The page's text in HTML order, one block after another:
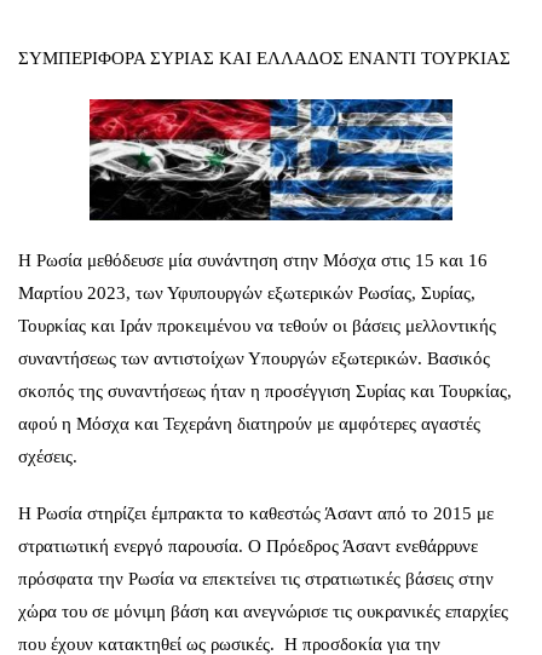
ΣΥΜΠΕΡΙΦΟΡΑ ΣΥΡΙΑΣ ΚΑΙ ΕΛΛΑΔΟΣ ΕΝΑΝΤΙ ΤΟΥΡΚΙΑΣ
Η Ρωσία μεθόδευσε μία συνάντηση στην Μόσχα στις 15 και 16
Μαρτίου 2023, των Υφυπουργών εξωτερικών Ρωσίας, Συρίας,
Τουρκίας και Ιράν προκειμένου να τεθούν οι βάσεις μελλοντικής
συναντήσεως των αντιστοίχων Υπουργών εξωτερικών. Βασικός
σκοπός της συναντήσεως ήταν η προσέγγιση Συρίας και Τουρκίας,
αφού η Μόσχα και Τεχεράνη διατηρούν με αμφότερες αγαστές
σχέσεις.
Η Ρωσία στηρίζει έμπρακτα το καθεστώς Άσαντ από το 2015 με
στρατιωτική ενεργό παρουσία. Ο Πρόεδρος Άσαντ ενεθάρρυνε
πρόσφατα την Ρωσία να επεκτείνει τις στρατιωτικές βάσεις στην
χώρα του σε μόνιμη βάση και ανεγνώρισε τις ουκρανικές επαρχίες
που έχουν κατακτηθεί ως ρωσικές. Η προσδοκία για την